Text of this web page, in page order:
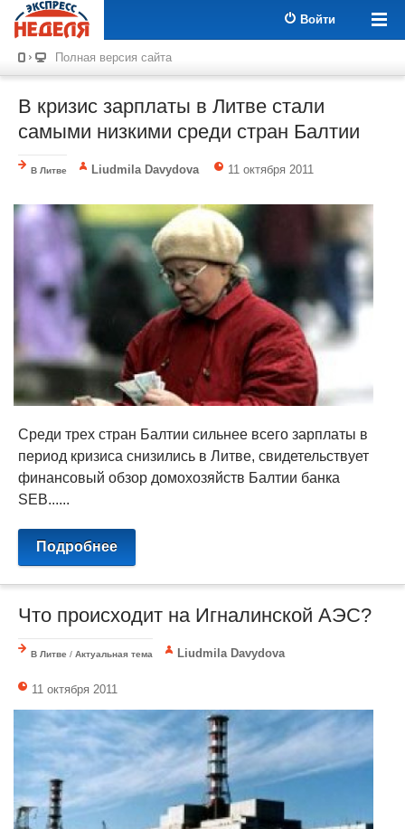
Войти
Полная версия сайта
В кризис зарплаты в Литве стали
самыми низкими среди стран Балтии
В Литве Liudmila Davydova 11 октября 2011
Среди трех стран Балтии сильнее всего зарплаты в
период кризиса снизились в Литве, свидетельствует
финансовый обзор домохозяйств Балтии банка
SEB......
Подробнее
Что происходит на Игналинской АЭС?
В Литве / Актуальная тема Liudmila Davydova
11 октября 2011